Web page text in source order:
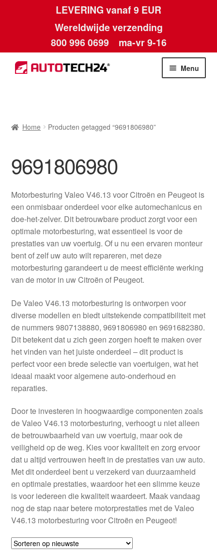
LEVERING vanaf 9 EUR
Wereldwijde verzending
800 996 0699 ma-vr 9-16
Ga
door
Ga
naar
Menu
Betalingen
Contact
Kassa
Klachten
Klachtenprocedure
Levering
Mijn account
Over ons
Privacybeleid
Winkelwagen
Home Producten getagged “9691806980”
9691806980
Motorbesturing Valeo V46.13 voor Citroën en Peugeot is
een onmisbaar onderdeel voor elke automechanicus en
doe-het-zelver. Dit betrouwbare product zorgt voor een
optimale motorbesturing, wat essentieel is voor de
prestaties van uw voertuig. Of u nu een ervaren monteur
bent of zelf uw auto wilt repareren, met deze
motorbesturing garandeert u de meest efficiënte werking
van de motor in uw Citroën of Peugeot.
De Valeo V46.13 motorbesturing is ontworpen voor
diverse modellen en biedt uitstekende compatibiliteit met
de nummers 9807138880, 9691806980 en 9691682380.
Dit betekent dat u zich geen zorgen hoeft te maken over
het vinden van het juiste onderdeel – dit product is
perfect voor een brede selectie van voertuigen, wat het
ideaal maakt voor algemene auto-onderhoud en
reparaties.
Door te investeren in hoogwaardige componenten zoals
de Valeo V46.13 motorbesturing, verhoogt u niet alleen
de betrouwbaarheid van uw voertuig, maar ook de
veiligheid op de weg. Kies voor kwaliteit en zorg ervoor
dat u altijd vertrouwen heeft in de prestaties van uw auto.
Met dit onderdeel bent u verzekerd van duurzaamheid
en optimale prestaties, waardoor het een slimme keuze
is voor iedereen die kwaliteit waardeert. Maak vandaag
nog de stap naar betere motorprestaties met de Valeo
V46.13 motorbesturing voor Citroën en Peugeot!